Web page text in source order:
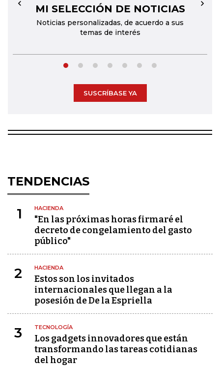
MI SELECCIÓN DE NOTICIAS
Noticias personalizadas, de acuerdo a sus
temas de interés
← →
SUSCRÍBASE YA
TENDENCIAS
1 HACIENDA
"En las próximas horas firmaré el
decreto de congelamiento del gasto
público"
2 HACIENDA
Estos son los invitados
internacionales que llegan a la
posesión de De la Espriella
3 TECNOLOGÍA
Los gadgets innovadores que están
transformando las tareas cotidianas
del hogar